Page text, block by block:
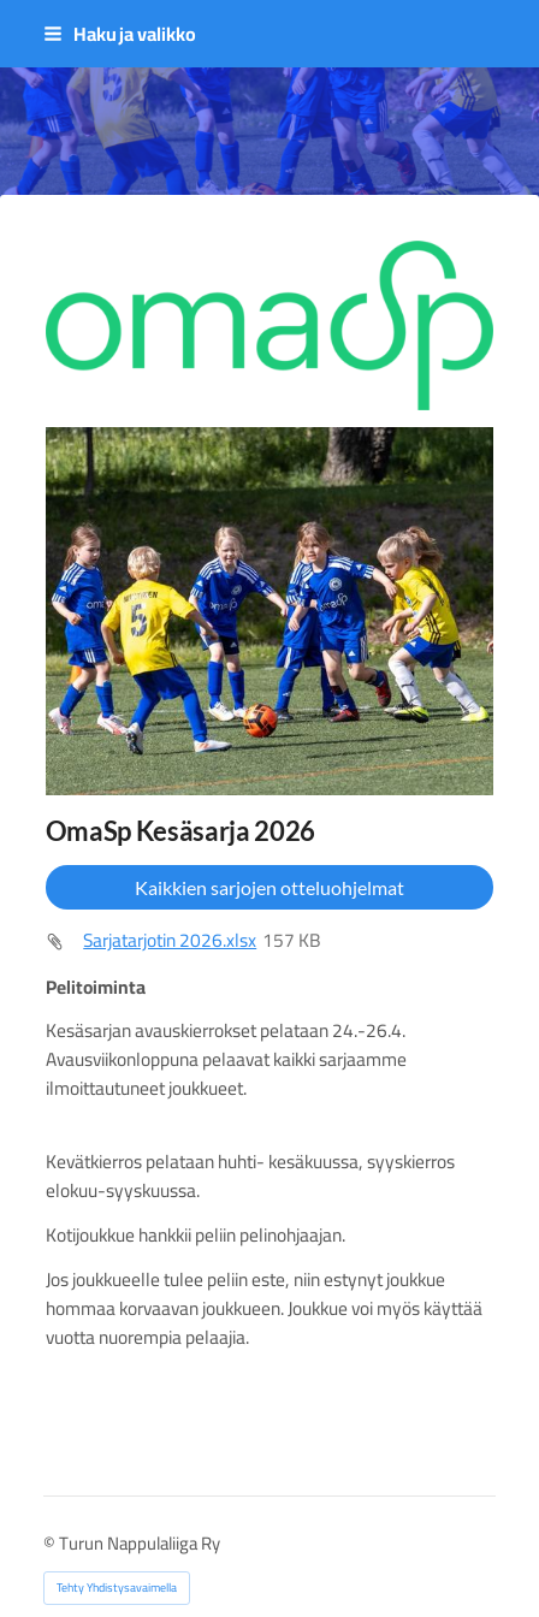
Siirry
sisältöön
Haku ja valikko
Sivuston etusivulle
OmaSp Kesäsarja 2026
Kaikkien sarjojen otteluohjelmat
Sarjatarjotin 2026.xlsx 157 KB
Pelitoiminta
Kesäsarjan avauskierrokset pelataan 24.-26.4.
Avausviikonloppuna pelaavat kaikki sarjaamme
ilmoittautuneet joukkueet.
Kevätkierros pelataan huhti- kesäkuussa, syyskierros
elokuu-syyskuussa.
Kotijoukkue hankkii peliin pelinohjaajan.
Jos joukkueelle tulee peliin este, niin estynyt joukkue
hommaa korvaavan joukkueen. Joukkue voi myös käyttää
vuotta nuorempia pelaajia.
©Turun Nappulaliiga Ry
Tehty Yhdistysavaimella